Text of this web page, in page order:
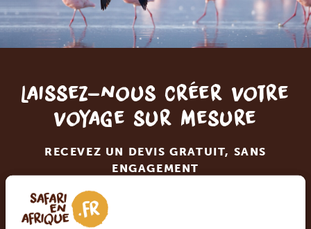
Laissez-nous créer votre
voyage sur mesure
RECEVEZ UN DEVIS GRATUIT, SANS
ENGAGEMENT
PLANIFIEZ VOTRE AVENTURE